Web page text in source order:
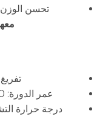
تحسن
تفريغ مستمر:
عمر الدورة: 4,000 - 6,000 دورة عند 80% DoD